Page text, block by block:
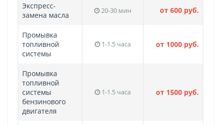
Экспресс-
замена масла
20-30 мин от 600 руб.
Промывка
топливной
системы
1-1.5 часа от 1000 руб.
Промывка
топливной
системы
бензинового
двигателя
1-1.5 часа от 1500 руб.